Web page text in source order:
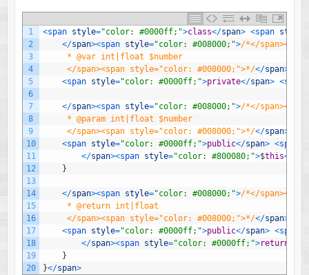
1
2
3
4
5
6
7
8
9
10
11
12
13
14
15
16
17
18
19
20
<span style="color: #0000ff;">class</span> <span style
</span><span style="color: #008000;">/*</
* @var int|float $number
</span><span style="color: #008000;">*/</span>
<span style="color: #0000ff;">private</span> <span
</span><span style="color: #008000;">/*</
* @param int|float $number
</span><span style="color: #008000;">*/</span>
<span style="color: #0000ff;">public</span> <span
</span><span style="color: #800080;">$this<
}
</span><span style="color: #008000;">/*</
* @return int|float
</span><span style="color: #008000;">*/</span>
<span style="color: #0000ff;">public</span> <span
</span><span style="color: #0000ff;">return
}
}</span>